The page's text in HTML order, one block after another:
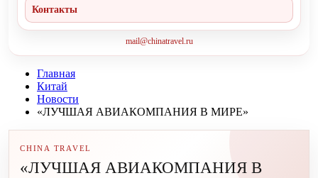
Контакты
mail@chinatravel.ru
Главная
Китай
Новости
«ЛУЧШАЯ АВИАКОМПАНИЯ В МИРЕ»
CHINA TRAVEL
«ЛУЧШАЯ АВИАКОМПАНИЯ В